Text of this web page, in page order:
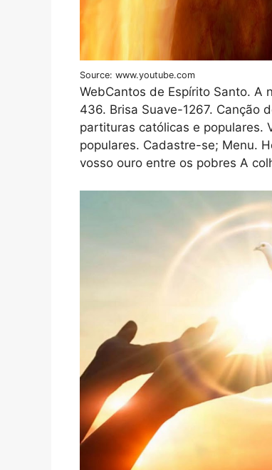
Source: www.youtube.com
WebCantos de Espírito Santo. A
436. Brisa Suave-1267. Canção
partituras católicas e populares.
populares. Cadastre-se; Menu.
vosso ouro entre os pobres A